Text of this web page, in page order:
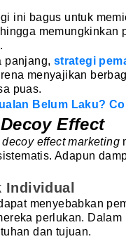
ini bagus untuk
memungkinkan
panjang, strategi
menyajikan
puas.
Belum Laku?
Decoy Effect
decoy effect marketing
Adapun
Individual
menyebabkan
perlukan.
dan tujuan.